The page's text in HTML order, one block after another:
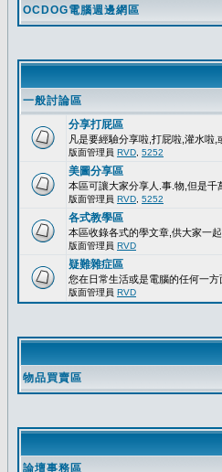
OCDOG電腦週邊網區
一般討論區
分享打屁區
凡是要經驗分享啦,打屁啦,灌水啦
版面管理員 RVD 5252
美圖分享區
本區可讓大家分享人.事.物,但是
版面管理員 RVD 5252
各式教學區
本區收錄各式的學文章,供大家一
版面管理員 RVD
疑難雜症區
您在日常生活或是電腦的任何一
版面管理員 RVD
物品買賣區
論壇事務區